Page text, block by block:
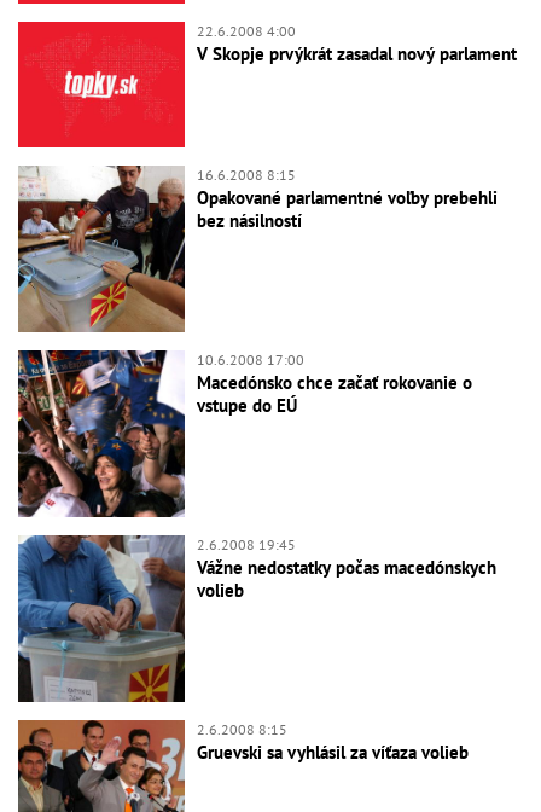
22.6.2008 4:00
V Skopje prvýkrát zasadal nový parlament
16.6.2008 8:15
Opakované parlamentné voľby prebehli
bez násilností
10.6.2008 17:00
Macedónsko chce začať rokovanie o
vstupe do EÚ
2.6.2008 19:45
Vážne nedostatky počas macedónskych
volieb
2.6.2008 8:15
Gruevski sa vyhlásil za víťaza volieb